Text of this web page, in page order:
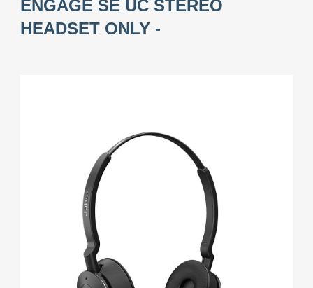
ENGAGE SE UC STEREO
HEADSET ONLY -